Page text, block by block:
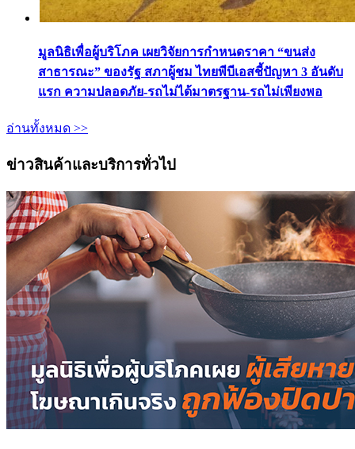
มูลนิธิเพื่อผู้บริโภค เผยวิจัยการกำหนดราคา “ขนส่ง
สาธารณะ” ของรัฐ สภาผู้ชม ไทยพีบีเอสชี้ปัญหา 3 อันดับ
แรก ความปลอดภัย-รถไม่ได้มาตรฐาน-รถไม่เพียงพอ
อ่านทั้งหมด >>
ข่าวสินค้าและบริการทั่วไป